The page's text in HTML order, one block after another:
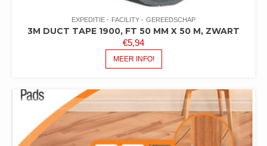
EXPEDITIE FACILITY GEREEDSCHAP
3M DUCT TAPE 1900, FT 50 MM X 50 M, ZWART
€5,94
MEER INFO!